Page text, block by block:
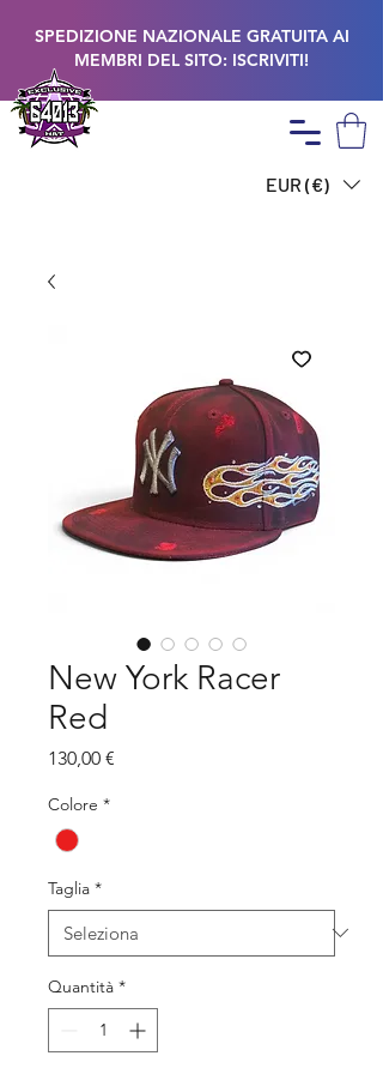
SPEDIZIONE NAZIONALE GRATUITA AI
MEMBRI DEL SITO: ISCRIVITI!
EUR (€)
New York Racer
Red
130,00 €
Colore *
Taglia *
Quantità *